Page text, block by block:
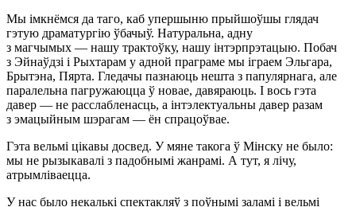
Мы імкнёмся да таго, каб упершыню прыйшоўшы глядач
гэтую драматургію ўбачыў. Натуральна, адну
з магчымых — нашу трактоўку, нашу інтэрпрэтацыю. Побач
з Эйнаўдзі і Рыхтарам у адной праграме мы іграем Эльгара,
Брытэна, Пярта. Гледачы пазнаюць нешта з папулярнага, але
паралельна пагружаюцца ў новае, давяраюць. І вось гэта
давер — не расслабленасць, а інтэлектуальны давер разам
з эмацыйным шэрагам — ён спрацоўвае.
Гэта вельмі цікавы досвед. У мяне такога ў Мінску не было:
мы не рызыкавалі з падобнымі жанрамі. А тут, я лічу,
атрымліваецца.
У нас было некалькі спектакляў з поўнымі заламі і вельмі